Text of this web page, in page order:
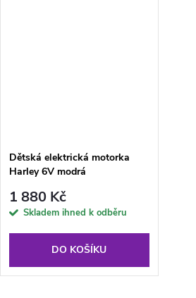
Dětská elektrická motorka
Harley 6V modrá
1 880 Kč
Skladem ihned k odběru
DO KOŠÍKU